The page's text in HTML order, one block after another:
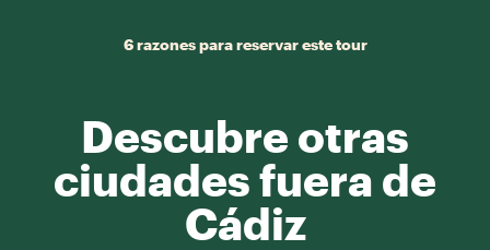
6 razones para reservar este tour
Descubre otras
ciudades fuera de
Cádiz